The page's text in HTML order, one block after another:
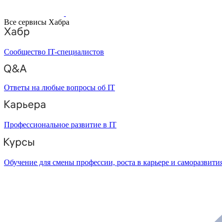
Все сервисы Хабра
Сообщество IT-специалистов
Ответы на любые вопросы об IT
Профессиональное развитие в IT
Обучение для смены профессии, роста в карьере и